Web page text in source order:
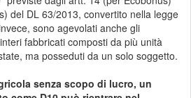
del DL 63/2013, convertito nella legge
sono agevolati anche gli
fabbricati composti da più unità
ma posseduti da un solo soggetto.
senza scopo di lucro, un